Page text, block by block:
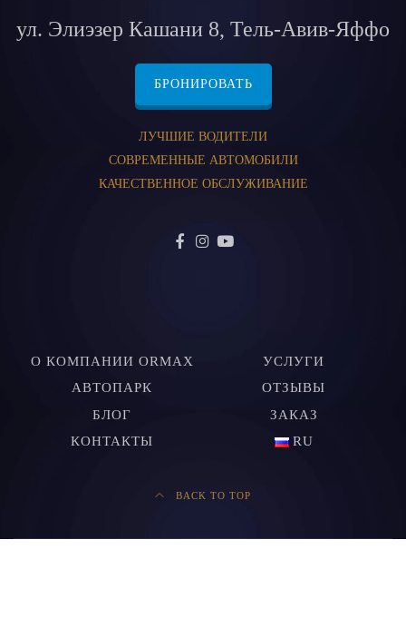
ул. Элиэзер Кашани 8, Тель-Авив-Яффо
БРОНИРОВАТЬ
ЛУЧШИЕ ВОДИТЕЛИ
СОВРЕМЕННЫЕ АВТОМОБИЛИ
КАЧЕСТВЕННОЕ ОБСЛУЖИВАНИЕ
О КОМПАНИИ ORMAX
УСЛУГИ
АВТОПАРК
ОТЗЫВЫ
БЛОГ
ЗАКАЗ
КОНТАКТЫ
RU
BACK TO TOP